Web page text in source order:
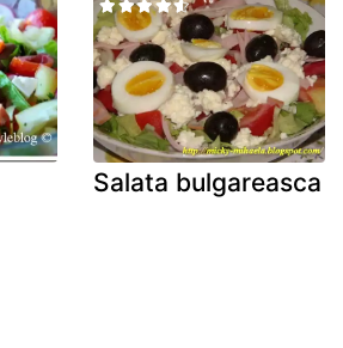
Salata bulgareasca